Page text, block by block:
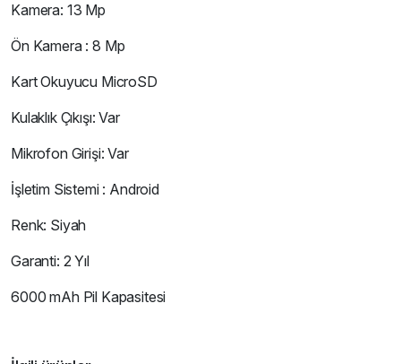
Kamera: 13 Mp
Ön Kamera : 8 Mp
Kart Okuyucu MicroSD
Kulaklık Çıkışı: Var
Mikrofon Girişi: Var
İşletim Sistemi : Android
Renk: Siyah
Garanti: 2 Yıl
6000 mAh Pil Kapasitesi